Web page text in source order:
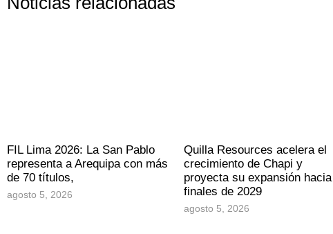
FIL Lima 2026: La San Pablo
representa a Arequipa con más
de 70 títulos,
agosto 5, 2026
Quilla Resources acelera el
crecimiento de Chapi y
proyecta su expansión hacia
finales de 2029
agosto 5, 2026